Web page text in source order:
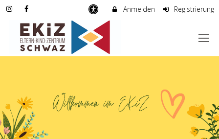
Anmelden Registrierung